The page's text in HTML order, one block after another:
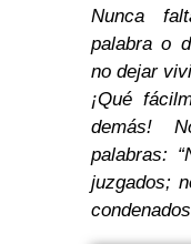
Nunca
palabra o
no dejar
¡Qué
demás!
palabras:
juzgados;